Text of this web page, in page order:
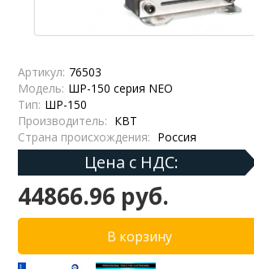
Артикул: 76503
Модель: ШР-150 серия NEO
Тип: ШР-150
Производитель: КВТ
Страна происхождения: Россия
Цена с НДС:
44866.96 руб.